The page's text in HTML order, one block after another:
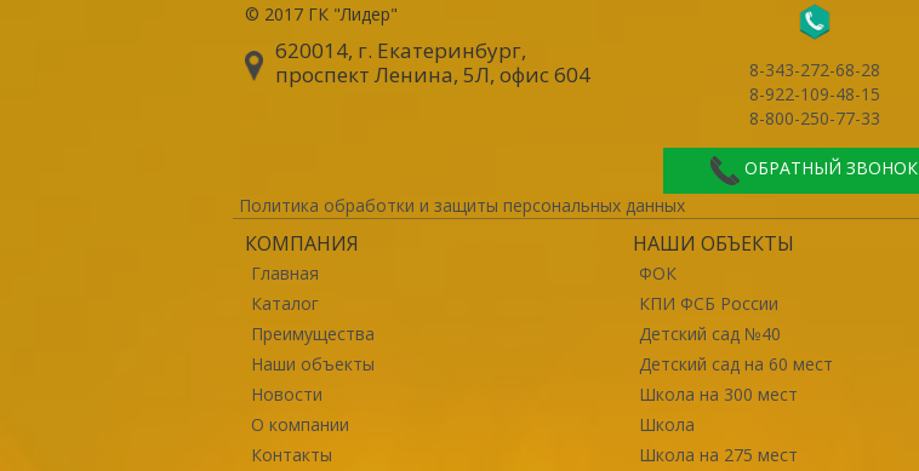
© 2017 ГК "Лидер"
620014, г. Екатеринбург,
проспект Ленина, 5Л, офис 604
8-343-272-68-28
8-922-109-48-15
8-800-250-77-33
ОБРАТНЫЙ ЗВОНОК
Политика обработки и защиты персональных данных
КОМПАНИЯ
Главная
Каталог
Преимущества
Наши объекты
Новости
О компании
Контакты
НАШИ ОБЪЕКТЫ
ФОК
КПИ ФСБ России
Детский сад №40
Детский сад на 60 мест
Школа на 300 мест
Школа
Школа на 275 мест